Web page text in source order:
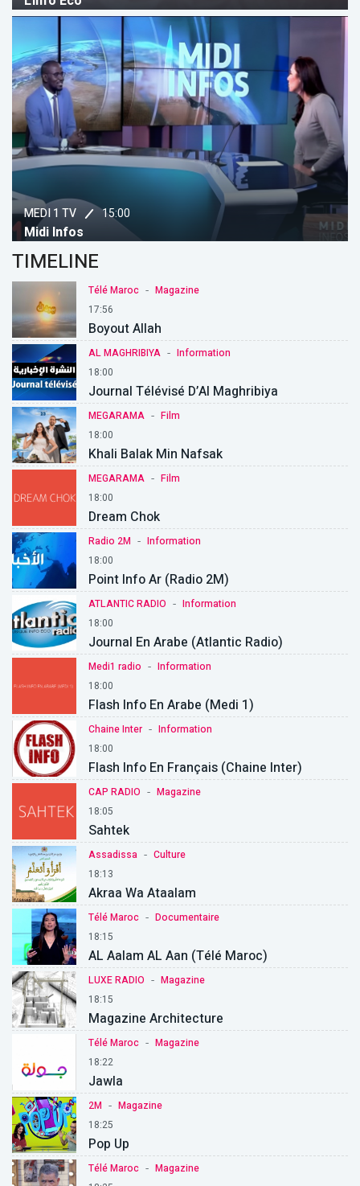
MEDI 1 TV 15:00
Midi Infos
TIMELINE
Télé Maroc - Magazine
17:56
Boyout Allah
AL MAGHRIBIYA - Information
18:00
Journal Télévisé D’Al Maghribiya
MEGARAMA - Film
18:00
Khali Balak Min Nafsak
MEGARAMA - Film
18:00
Dream Chok
Radio 2M - Information
18:00
Point Info Ar (Radio 2M)
ATLANTIC RADIO - Information
18:00
Journal En Arabe (Atlantic Radio)
Medi1 radio - Information
18:00
Flash Info En Arabe (Medi 1)
Chaine Inter - Information
18:00
Flash Info En Français (chaine Inter)
CAP RADIO - Magazine
18:05
Sahtek
Assadissa - Culture
18:13
Akraa Wa Ataalam
Télé Maroc - Documentaire
18:15
AL Aalam AL Aan (Télé Maroc)
LUXE RADIO - Magazine
18:15
Magazine Architecture
Télé Maroc - Magazine
18:22
Jawla
2M - Magazine
18:25
Pop Up
Télé Maroc - Magazine